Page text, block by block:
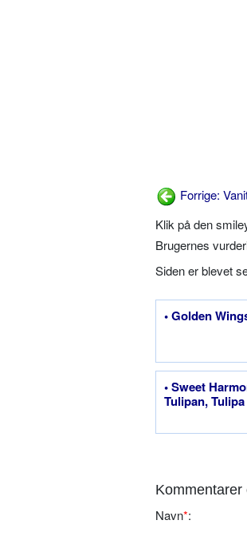
Forrige:
Klik på den
Brugernes
Siden er blevet
• Golden
• Sweet
Tulipan, Tulipa
Navn*: